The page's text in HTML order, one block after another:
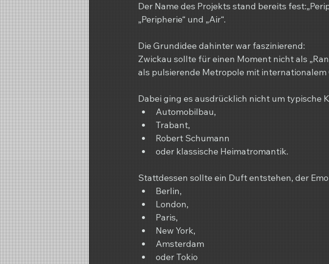
Der Name des Projekts stand bereits
„Peripherie“ und „Air“.
Die Grundidee dahinter war faszinierend:
Zwickau sollte für einen Moment nicht als
als pulsierende Metropole mit
Dabei ging es ausdrücklich nicht um typische
Automobilbau,
Trabant,
Robert Schumann
oder klassische Heimatromantik.
Stattdessen sollte ein Duft entstehen, der
Berlin,
London,
Paris,
New York,
Amsterdam
oder Tokio